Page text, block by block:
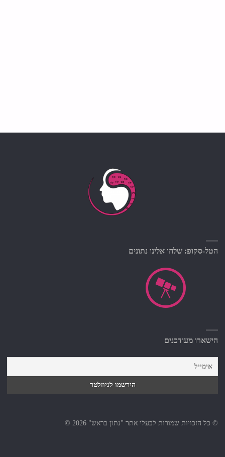
הטל-סקופ: שלחו אלינו נתונים
הישארו מעודכנים
© כל הזכויות שמורות לבעלי אתר "נתון בראש" 2026 ©